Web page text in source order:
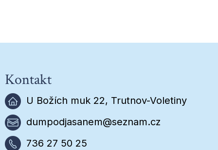
Kontakt
U Božích muk 22, Trutnov-Voletiny
dumpodjasanem@seznam.cz
736 27 50 25